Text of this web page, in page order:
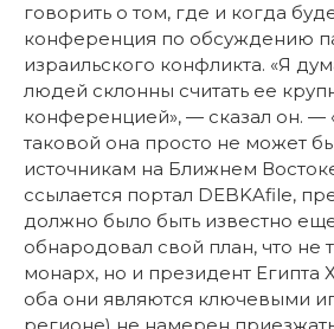
говорить о том, где и когда
конференция по обсуждению
израильского конфликта. «Я
людей склонны считать ее
конференцией», — сказал он. —
таковой она просто не может
источникам на Ближнем
ссылается портал DEBKAfile,
должно было быть известно
обнародовал свой план, что не
монарх, но и президент Египта
оба они являются ключевыми